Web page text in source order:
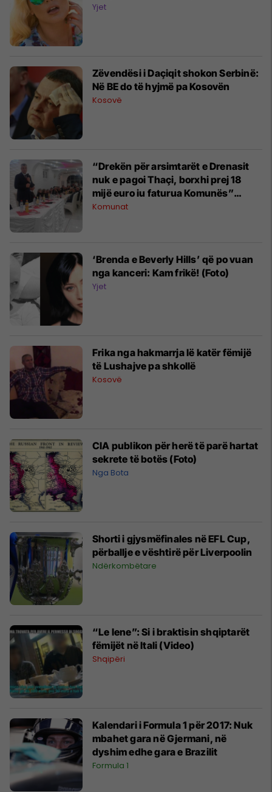
Yjet
Zëvendësi i Daçiqit shokon Serbinë:
Në BE do të hyjmë pa Kosovën
Kosovë
“Drekën për arsimtarët e Drenasit
nuk e pagoi Thaçi, borxhi prej 18
mijë euro iu faturua Komunës”
(Video)
Komunat
‘Brenda e Beverly Hills’ që po vuan
nga kanceri: Kam frikë! (Foto)
Yjet
Frika nga hakmarrja lë katër fëmijë
të Lushajve pa shkollë
Kosovë
CIA publikon për herë të parë hartat
sekrete të botës (Foto)
Nga Bota
Shorti i gjysmëfinales në EFL Cup,
përballje e vështirë për Liverpoolin
Ndërkombëtare
“Le Iene”: Si i braktisin shqiptarët
fëmijët në Itali (Video)
Shqipëri
Kalendari i Formula 1 për 2017: Nuk
mbahet gara në Gjermani, në
dyshim edhe gara e Brazilit
Formula 1